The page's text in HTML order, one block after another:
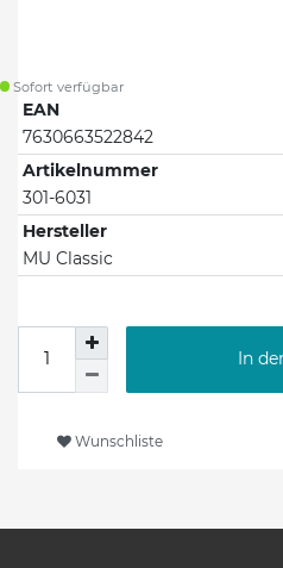
Sofort verfügbar
EAN
7630663522842
Artikelnummer
301-6031
Hersteller
MU Classic
In
Wunschliste